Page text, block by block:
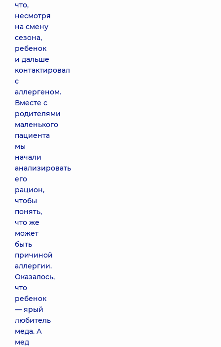
что,
несмотря
на смену
сезона,
ребенок
и дальше
контактировал
с
аллергеном.
Вместе с
родителями
маленького
пациента
мы
начали
анализировать
его
рацион,
чтобы
понять,
что же
может
быть
причиной
аллергии.
Оказалось,
что
ребенок
— ярый
любитель
меда. А
мед